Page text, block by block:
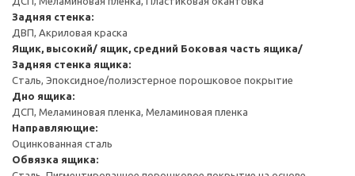
Задняя стенка:
ДВП, Акриловая краска
Ящик, высокий/ ящик, средний Боковая часть ящика/
Задняя стенка ящика:
Сталь, Эпоксидное/полиэстерное порошковое покрытие
Дно ящика:
ДСП, Меламиновая пленка, Меламиновая пленка
Направляющие:
Оцинкованная сталь
Обвязка ящика: